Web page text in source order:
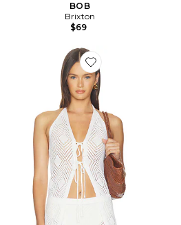
BOB
Brixton
$69
Favorite Kinny Crochet